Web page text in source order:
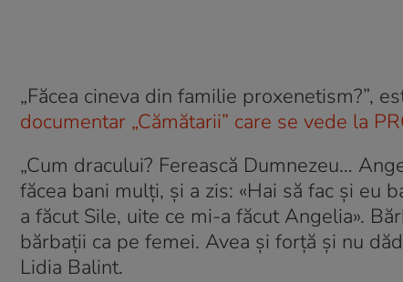
„Făcea cineva din familie proxenetism?”,
documentar „Cămătarii” care se vede la
„Cum dracului? Ferească Dumnezeu…
făcea bani mulți, și a zis: «Hai să fac și eu
a făcut Sile, uite ce mi-a făcut Angelia».
bărbații ca pe femei. Avea și forță și nu
Lidia Balint.